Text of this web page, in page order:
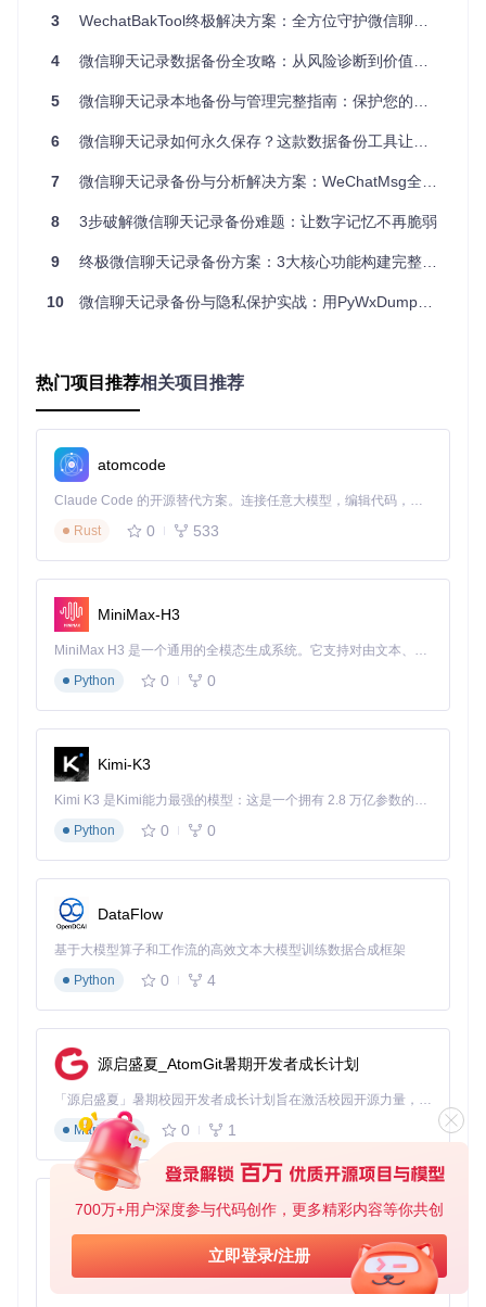
700万+用户深度参与代码创作，更多精彩内容等你共创
立即登录/注册
精准定位所需数据
这种"复杂技术后台化，简单操作前台化"的设计理念，彻底打
值。通过对对话数据的深度分析，系统能自动生成多维度洞察
关键词分析等多维指标
份工具范畴，进化为个人数据的智能管理平台。
安全保障：隐私保护技术的全面应用
在数据安全方面，WeChatMsg采用多层次防护体系：
本地处理架构：所有数据操作均在用户设备本地完成，杜绝
信息上传风险
开源可审计：代码完全开源，处理逻辑透明可验证
这种"数据不出本地，隐私自主可控"的设计，完美解决了用户
对数据安全的核心顾虑。
职场场景：商务沟通的证据管理
自动归档重要客户对话，生成可追溯的沟通记录
按项目维度整理聊天记录，构建完整的项目沟通档案
通过关键词检索快速定位合同细节与决策过程
生活场景：情感记忆的数字保存
为异地恋情侣创建专属聊天记录合集，留存情感轨迹
自动提取家庭群聊中的重要通知与纪念时刻
数字记忆管理：个人数据资产化的新范式
WeChatMsg的价值远不止于数据备份工具，它代表着个人数
分析、可传承的数字资产。在AI技术快速发展的今天，这些结
通过WeChatMsg，我们不仅在保存聊天记录，更是在构建个
人数字身份的底层数据库。这种数据资产化的实践，将在未来
的智能生活中展现出不可替代的战略价值。
图："留痕"象征着数字记忆的永久保存，体现WeChatMsg的核
心价值主张
WeChatMsg 下载源代码
3 WechatBakTool终极解决方案：全方位守护微信聊天记录安全存储指南
4 微信聊天记录数据备份全攻略：从风险诊断到价值挖掘
5 微信聊天记录本地备份与管理完整指南：保护您的数字记忆
6 微信聊天记录如何永久保存？这款数据备份工具让珍贵对话永不丢失
7 微信聊天记录备份与分析解决方案：WeChatMsg全方位应用指南
8 3步破解微信聊天记录备份难题：让数字记忆不再脆弱
9 终极微信聊天记录备份方案：3大核心功能构建完整本地存储系统
10 微信聊天记录备份与隐私保护实战：用PyWxDump安全提取数据
热门项目推荐相关项目推荐
atomcode
Claude Code 的开源替代方案。连接任意大模型，编辑代码，运行命令，自动验证 — 全自动执行。用 Rust 构建，极致性能。 ｜ An open-source alternative to Claude Code. Connect any LLM, edit code, run commands, and verify changes — autonomously. Built in Rust for speed. Get Started
Rust
0 533
MiniMax-H3
MiniMax H3 是一个通用的全模态生成系统。它支持对由文本、图像、视频和音频组成的多模态上下文进行统一理解，并能生成分辨率高达 2K、时长可达 15 秒的带原生立体声音频的视频。得益于面向任务泛化的系统设计，H3 在预训练阶段就已具备广泛的多模态上下文理解与生成能力，能够出色地执行复杂的多模态指令。
Python
0 0
Kimi-K3
Kimi K3 是Kimi能力最强的模型：这是一个拥有 2.8 万亿参数的混合专家（MoE）模型，具备原生视觉理解能力，并支持 100 万 token 的上下文窗口。
Python
0 0
DataFlow
基于大模型算子和工作流的高效文本大模型训练数据合成框架
Python
0 4
源启盛夏_AtomGit暑期开发者成长计划
「源启盛夏」暑期校园开发者成长计划旨在激活校园开源力量，通过积分激励、认证扶持、资源倾斜等形式，引导高校组织和开发者完成「入驻 — 建项目 — 做贡献 — 获认证 — 得资源」的完整闭环。无论你是想带领社团入驻平台的组织者，还是希望用代码贡献证明自己的开发者，都能在这里找到属于你的成长路径。
Markdown
0 1
py-xiaozhi
基于Python的Xiaozhi AI，适用于想要完整Xiaozhi体验而无需拥有专用硬件的用户。
Python
0 1